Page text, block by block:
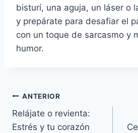
bisturí, una aguja, un láser o
y prepárate para desafiar el
con un toque de sarcasmo y
humor.
Navegación
de
ANTERIOR
Relájate o revienta:
Estrés y tu corazón